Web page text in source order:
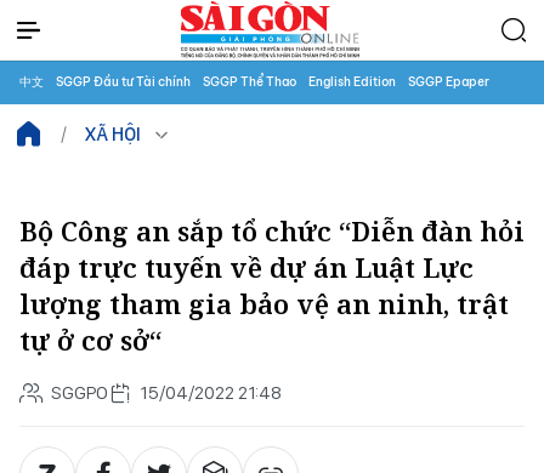
中文 SGGP Đầu tư Tài chính SGGP Thể Thao English Edition SGGP Epaper
XÃ HỘI
Bộ Công an sắp tổ chức “Diễn đàn hỏi
đáp trực tuyến về dự án Luật Lực
lượng tham gia bảo vệ an ninh, trật
tự ở cơ sở“
SGGPO 15/04/2022 21:48